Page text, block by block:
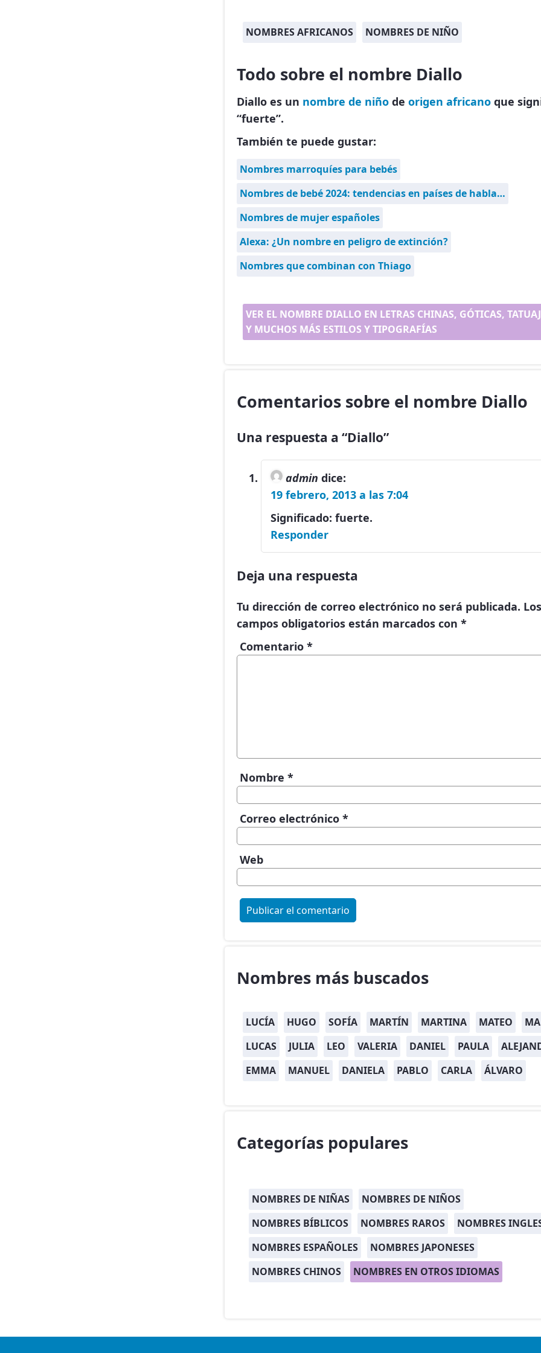
NOMBRES AFRICANOS NOMBRES DE NIÑO
Todo sobre el nombre Diallo
Diallo es un nombre de niño de origen africano que
“fuerte”.
También te puede gustar:
Nombres marroquíes para bebés
Nombres de bebé 2024: tendencias en países de habla…
Nombres de mujer españoles
Alexa: ¿Un nombre en peligro de extinción?
Nombres que combinan con Thiago
VER EL NOMBRE DIALLO EN LETRAS CHINAS, GÓTICAS,
Y MUCHOS MÁS ESTILOS Y TIPOGRAFÍAS
Comentarios sobre el nombre Diallo
Una respuesta a “Diallo”
admin dice:
19 febrero, 2013 a las 7:04
Significado: fuerte.
Responder
Deja una respuesta
Tu dirección de correo electrónico no será publicada. Los
campos obligatorios están marcados con *
Comentario *
Nombre *
Correo electrónico *
Web
Nombres más buscados
LUCÍA HUGO SOFÍA MARTÍN MARTINA MATEO
LUCAS
JULIA LEO VALERIA DANIEL PAULA
EMMA
MANUEL DANIELA PABLO CARLA ÁLVARO
Categorías populares
NOMBRES DE NIÑAS
NOMBRES DE NIÑOS
NOMBRES BÍBLICOS
NOMBRES RAROS
NOMBRES
NOMBRES ESPAÑOLES
NOMBRES JAPONESES
NOMBRES CHINOS
NOMBRES EN OTROS IDIOMAS